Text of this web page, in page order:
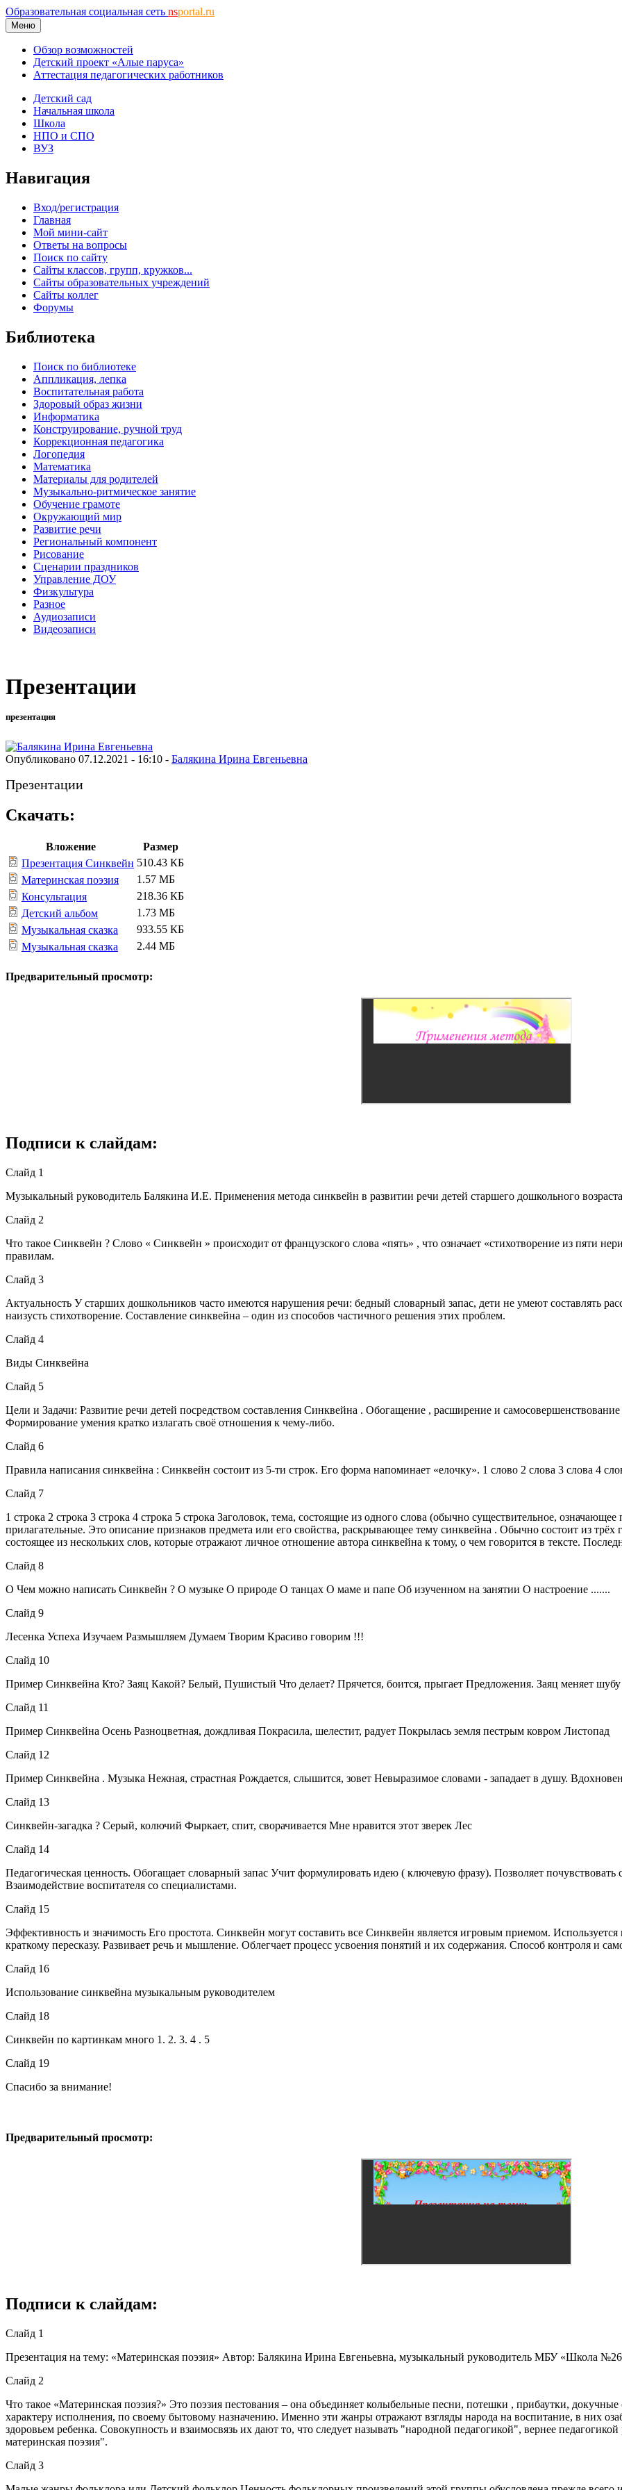
Образовательная социальная сеть nsportal.ru
Меню
Обзор возможностей
Детский проект «Алые паруса»
Аттестация педагогических работников
Детский сад
Начальная школа
Школа
НПО и СПО
ВУЗ
Навигация
Вход/регистрация
Главная
Мой мини-сайт
Ответы на вопросы
Поиск по сайту
Сайты классов, групп, кружков...
Сайты образовательных учреждений
Сайты коллег
Форумы
Библиотека
Поиск по библиотеке
Аппликация, лепка
Воспитательная работа
Здоровый образ жизни
Информатика
Конструирование, ручной труд
Коррекционная педагогика
Логопедия
Математика
Материалы для родителей
Музыкально-ритмическое занятие
Обучение грамоте
Окружающий мир
Развитие речи
Региональный компонент
Рисование
Сценарии праздников
Управление ДОУ
Физкультура
Разное
Аудиозаписи
Видеозаписи
Презентации
презентация
Опубликовано 07.12.2021 - 16:10 - Балякина Ирина Евгеньевна
Презентации
Скачать:
Вложение
Размер
Презентация Синквейн 510.43 КБ
Материнская поэзия
1.57 МБ
Консультация
218.36 КБ
Детский альбом
1.73 МБ
Музыкальная сказка
933.55 КБ
Музыкальная сказка
2.44 МБ
Предварительный просмотр:
Подписи к слайдам:
Слайд 1
Музыкальный руководитель Балякина И.Е. Применения метода синквейн в развитии речи детей старшего дошкольного возраста
Слайд 2
Что такое Синквейн ? Слово « Синквейн » происходит от французского слова «пять» , что означает «стихотворение из пяти
правилам.
Слайд 3
Актуальность У старших дошкольников часто имеются нарушения речи: бедный словарный запас, дети не умеют составлять
наизусть стихотворение. Составление синквейна – один из способов частичного решения этих проблем.
Слайд 4
Виды Синквейна
Слайд 5
Цели и Задачи: Развитие речи детей посредством составления Синквейна . Обогащение , расширение и
Формирование умения кратко излагать своё отношения к чему-либо.
Слайд 6
Правила написания синквейна : Синквейн состоит из 5-ти строк. Его форма напоминает «елочку». 1 слово 2 слова 3 слова 4
Слайд 7
1 строка 2 строка 3 строка 4 строка 5 строка Заголовок, тема, состоящие из одного слова (обычно существительное,
прилагательные. Это описание признаков предмета или его свойства, раскрывающее тему синквейна . Обычно состоит из
состоящее из нескольких слов, которые отражают личное отношение автора синквейна к тому, о чем говорится в тексте.
Слайд 8
О Чем можно написать Синквейн ? О музыке О природе О танцах О маме и папе Об изученном на занятии О настроение .......
Слайд 9
Лесенка Успеха Изучаем Размышляем Думаем Творим Красиво говорим !!!
Слайд 10
Пример Синквейна Кто? Заяц Какой? Белый, Пушистый Что делает? Прячется, боится, прыгает Предложения. Заяц меняет
Слайд 11
Пример Синквейна Осень Разноцветная, дождливая Покрасила, шелестит, радует Покрылась земля пестрым ковром Листопад
Слайд 12
Пример Синквейна . Музыка Нежная, страстная Рождается, слышится, зовет Невыразимое словами - западает в душу.
Слайд 13
Синквейн-загадка ? Серый, колючий Фыркает, спит, сворачивается Мне нравится этот зверек Лес
Слайд 14
Педагогическая ценность. Обогащает словарный запас Учит формулировать идею ( ключевую фразу). Позволяет почувствовать
Взаимодействие воспитателя со специалистами.
Слайд 15
Эффективность и значимость Его простота. Синквейн могут составить все Синквейн является игровым приемом.
краткому пересказу. Развивает речь и мышление. Облегчает процесс усвоения понятий и их содержания. Способ контроля и
Слайд 16
Использование синквейна музыкальным руководителем
Слайд 18
Синквейн по картинкам много 1. 2. 3. 4 . 5
Слайд 19
Спасибо за внимание!
Предварительный просмотр:
Подписи к слайдам:
Слайд 1
Презентация на тему: «Материнская поэзия» Автор: Балякина Ирина Евгеньевна, музыкальный руководитель МБУ «Школа
Слайд 2
Что такое «Материнская поэзия?» Это поэзия пестования – она объединяет колыбельные песни, потешки , прибаутки,
характеру исполнения, по своему бытовому назначению. Именно эти жанры отражают взгляды народа на воспитание, в них
здоровьем ребенка. Совокупность и взаимосвязь их дают то, что следует называть "народной педагогикой", вернее
материнская поэзия".
Слайд 3